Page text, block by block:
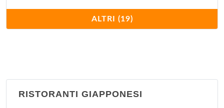
via Vetere 12, Milano
Punjab
ALTRI (19)
RISTORANTI GIAPPONESI